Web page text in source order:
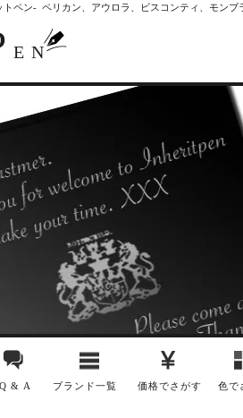
ペン- ペリカン、アウロラ、ビスコンティ、モン
EN
Q & A ブランド一覧 価格でさがす 色で